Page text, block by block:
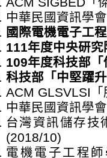
中華民國資訊學
國際電機電子工
111年度中央研
109年度科技部
科技部「中堅躍
ACM GLSVLSI
中華民國資訊學
台灣資訊儲存技
(2018/10)
電機電子工程